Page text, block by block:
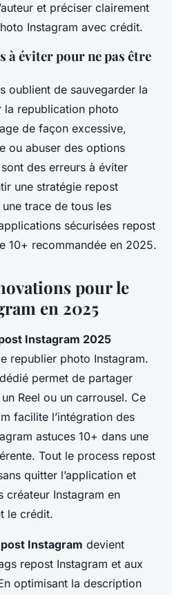
et préciser clairement
Instagram avec crédit.
à éviter pour ne pas être
oublient de sauvegarder la
la republication photo
de façon excessive,
ou abuser des options
des erreurs à éviter
une stratégie repost
trace de tous les
sécurisées repost
10+ recommandée en 2025.
pour le
en 2025
Instagram 2025
republier photo Instagram.
permet de partager
Reel ou un carrousel. Ce
facilite l’intégration des
astuces 10+ dans une
Tout le process repost
quitter l’application et
créateur Instagram en
le crédit.
Instagram devient
repost Instagram et aux
optimisant la description